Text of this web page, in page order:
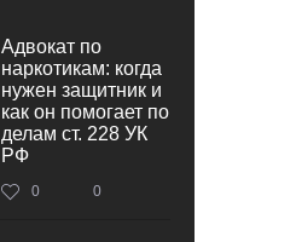
Адвокат по
наркотикам: когда
нужен защитник и
как он помогает по
делам ст. 228 УК
РФ
0 0